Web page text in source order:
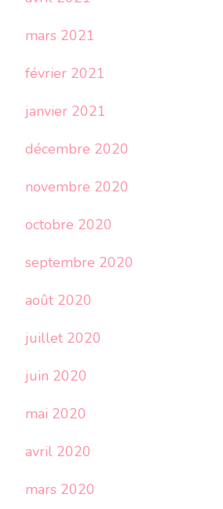
mars 2021
février 2021
janvier 2021
décembre 2020
novembre 2020
octobre 2020
septembre 2020
août 2020
juillet 2020
juin 2020
mai 2020
avril 2020
mars 2020